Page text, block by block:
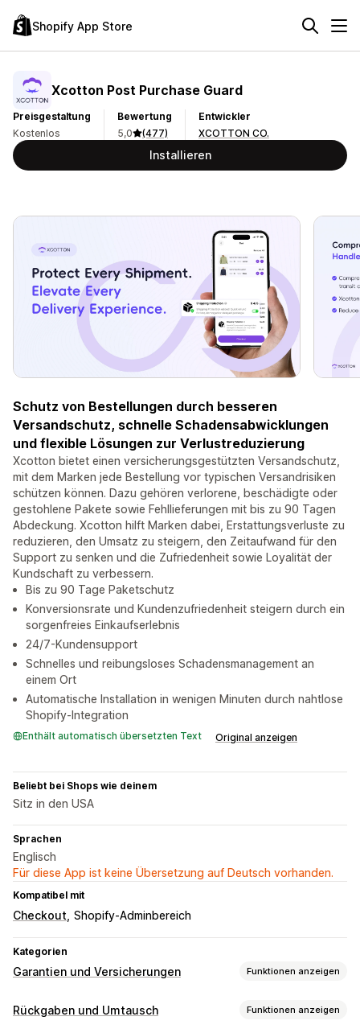
Shopify App Store
Xcotton Post Purchase Guard
Preisgestaltung
Kostenlos
Bewertung
5,0
(477)
Entwickler
XCOTTON CO.
Installieren
Schutz von Bestellungen durch besseren
Versandschutz, schnelle Schadensabwicklungen
und flexible Lösungen zur Verlustreduzierung
Xcotton bietet einen versicherungsgestützten Versandschutz,
mit dem Marken jede Bestellung vor typischen Versandrisiken
schützen können. Dazu gehören verlorene, beschädigte oder
gestohlene Pakete sowie Fehllieferungen mit bis zu 90 Tagen
Abdeckung. Xcotton hilft Marken dabei, Erstattungsverluste zu
reduzieren, den Umsatz zu steigern, den Zeitaufwand für den
Support zu senken und die Zufriedenheit sowie Loyalität der
Kundschaft zu verbessern.
Bis zu 90 Tage Paketschutz
Konversionsrate und Kundenzufriedenheit steigern durch ein
sorgenfreies Einkaufserlebnis
24/7-Kundensupport
Schnelles und reibungsloses Schadensmanagement an
einem Ort
Automatische Installation in wenigen Minuten durch nahtlose
Shopify-Integration
Enthält automatisch übersetzten Text Original anzeigen
Beliebt bei Shops wie deinem
Sitz in den USA
Sprachen
Englisch
Für diese App ist keine Übersetzung auf Deutsch vorhanden.
Kompatibel mit
Checkout Shopify-Adminbereich
Kategorien
Garantien und Versicherungen Funktionen anzeigen
Deckungsart
Rückgaben und Umtausch Funktionen anzeigen